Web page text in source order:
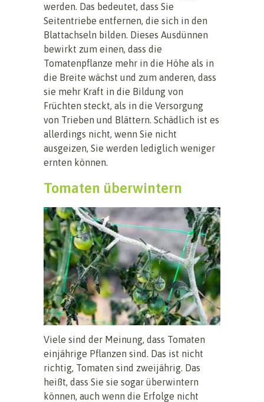
werden. Das bedeutet, dass Sie
Seitentriebe entfernen, die sich in den
Blattachseln bilden. Dieses Ausdünnen
bewirkt zum einen, dass die
Tomatenpflanze mehr in die Höhe als in
die Breite wächst und zum anderen, dass
sie mehr Kraft in die Bildung von
Früchten steckt, als in die Versorgung
von Trieben und Blättern. Schädlich ist es
allerdings nicht, wenn Sie nicht
ausgeizen, Sie werden lediglich weniger
ernten können.
Tomaten überwintern
Viele sind der Meinung, dass Tomaten
einjährige Pflanzen sind. Das ist nicht
richtig, Tomaten sind zweijährig. Das
heißt, dass Sie sie sogar überwintern
können, auch wenn die Erfolge nicht